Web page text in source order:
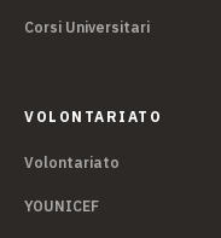
Corsi Universitari
VOLONTARIATO
Volontariato
YOUNICEF